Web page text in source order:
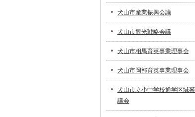
犬山市産業振興会議
犬山市観光戦略会議
犬山市相馬育英事業理事会
犬山市岡部育英事業理事会
犬山市立小中学校通学区域審
議会